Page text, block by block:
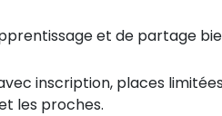
et de partage
inscription, places
les proches.